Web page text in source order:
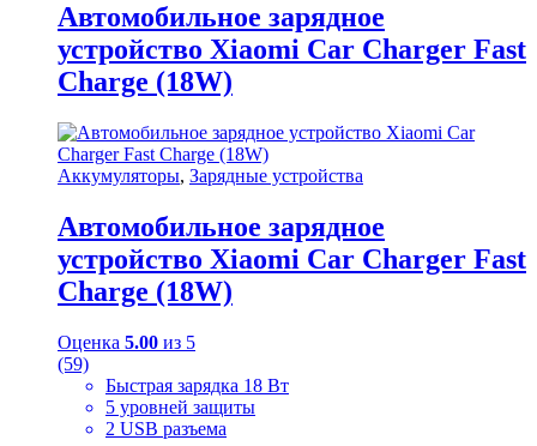
Автомобильное зарядное
устройство Xiaomi Car Charger Fast
Charge (18W)
Аккумуляторы, Зарядные устройства
Автомобильное зарядное
устройство Xiaomi Car Charger Fast
Charge (18W)
Оценка 5.00 из 5
(59)
Быстрая зарядка 18 Вт
5 уровней защиты
2 USB разъема